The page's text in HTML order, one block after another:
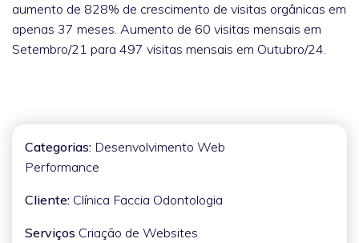
aumento de 828% de crescimento de visitas orgânicas em
apenas 37 meses. Aumento de 60 visitas mensais em
Setembro/21 para 497 visitas mensais em Outubro/24.
Categorias: Desenvolvimento Web
Performance
Cliente: Clínica Faccia Odontologia
Serviços Criação de Websites